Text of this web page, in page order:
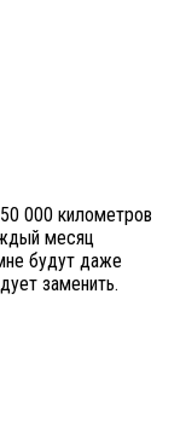
000 километров
месяц
будут даже
заменить.